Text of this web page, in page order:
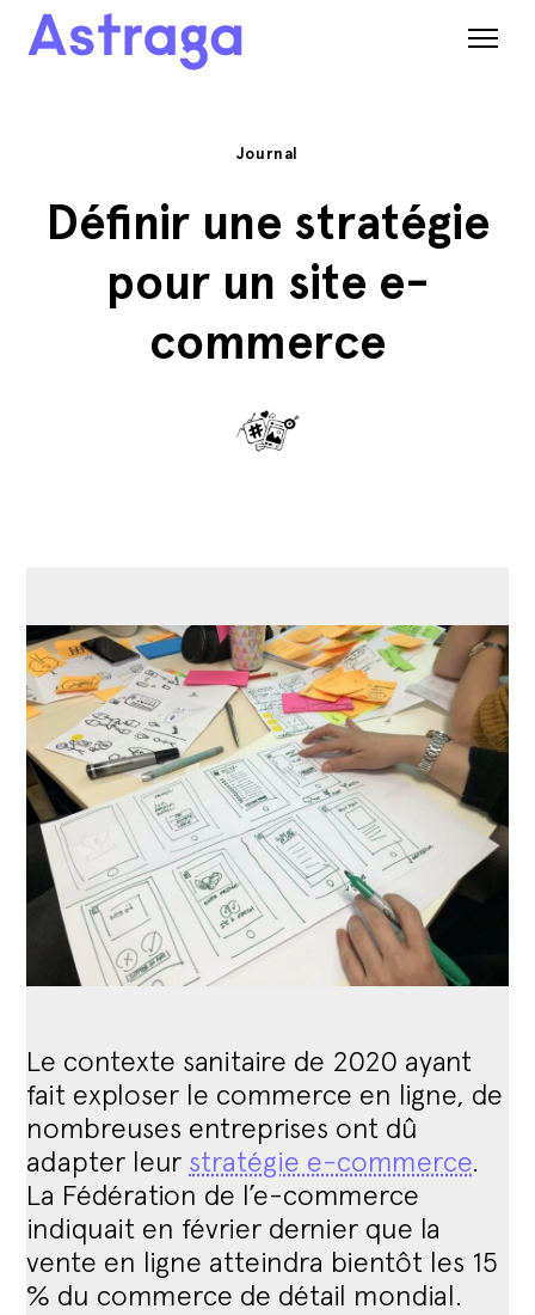
Journal
Définir une stratégie
pour un site e-
commerce
Le contexte sanitaire de 2020 ayant
fait exploser le commerce en ligne, de
nombreuses entreprises ont dû
adapter leur stratégie e-commerce.
La Fédération de l’e-commerce
indiquait en février dernier que la
vente en ligne atteindra bientôt les 15
% du commerce de détail mondial.